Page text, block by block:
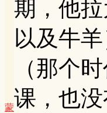
蒙
期，他
以及牛
（那个
课，也